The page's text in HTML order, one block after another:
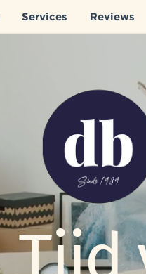
Services Reviews
Tijd